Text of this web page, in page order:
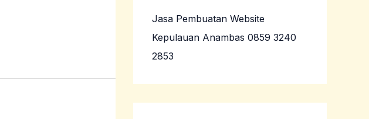
Jasa Pembuatan Website
Kepulauan Anambas 0859 3240
2853